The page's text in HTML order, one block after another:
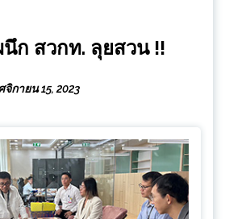
ผนึก สวกท. ลุยสวน !!
จิกายน 15, 2023